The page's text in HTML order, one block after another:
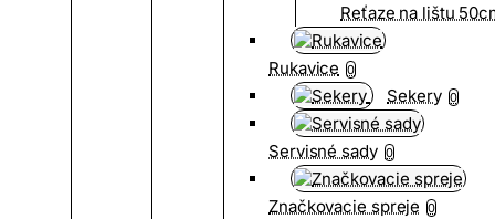
Reťaze na lištu
Rukavice 0
Sekery 0
Servisné sady 0
Značkovacie spreje 0